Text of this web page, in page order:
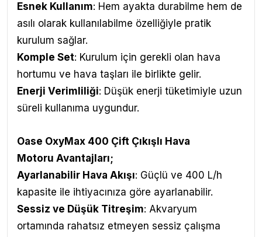
Esnek Kullanım: Hem ayakta durabilme hem de
asılı olarak kullanılabilme özelliğiyle pratik
kurulum sağlar.
Komple Set: Kurulum için gerekli olan hava
hortumu ve hava taşları ile birlikte gelir.
Enerji Verimliliği: Düşük enerji tüketimiyle uzun
süreli kullanıma uygundur.
Oase OxyMax 400 Çift Çıkışlı Hava
Motoru Avantajları;
Ayarlanabilir Hava Akışı: Güçlü ve 400 L/h
kapasite ile ihtiyacınıza göre ayarlanabilir.
Sessiz ve Düşük Titreşim: Akvaryum
ortamında rahatsız etmeyen sessiz çalışma